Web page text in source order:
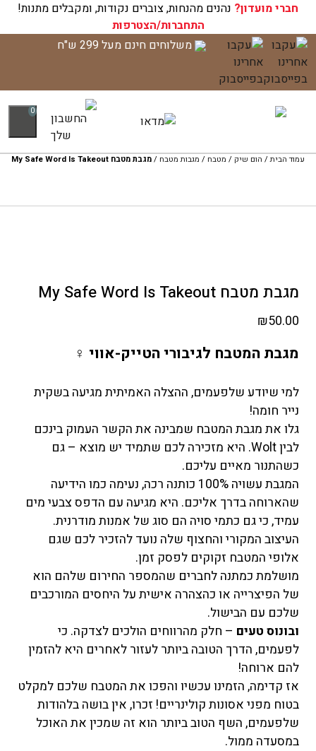
חברי מועדון? נהנים מהנחות, צוברים נקודות, ומקבלים מתנות!
התחברות/הצטרפות
דלג
לתוכן
משלוחים חינם מעל 299 ש"ח
0
עגלת הקניות שלך ריקה כעת!
עמוד הבית/ הום שיק/ מטבח / מגבות מטבח /מגבת מטבח My Safe Word Is Takeout
מגבת מטבח My Safe Word Is Takeout
₪50.00
מגבת המטבח לגיבורי הטייק-אווי ‍♀️
למי שיודע שלפעמים, ההצלה האמיתית מגיעה בשקית
נייר חומה!
גלו את מגבת המטבח שמבינה את הקשר העמוק בינכם
לבין Wolt. היא מזכירה לכם שתמיד יש מוצא – גם
כשהתנור מאיים עליכם.
המגבת עשויה 100% כותנה רכה, נעימה כמו הידיעה
שהארוחה בדרך אליכם. היא מגיעה עם הדפס צבעי מים
עמיד, כי גם כתמי סויה הם סוג של אמנות מודרנית.
העיצוב המקורי והחצוף שלה נועד להזכיר לכם שגם
אלופי המטבח זקוקים לפסק זמן.
מושלמת כמתנה לחברים שהמספר החירום שלהם הוא
של הפיצרייה או כהצהרה אישית על היחסים המורכבים
שלכם עם הבישול.
ובונוס טעים – חלק מהרווחים הולכים לצדקה. כי
לפעמים, הדרך הטובה ביותר לעזור לאחרים היא להזמין
להם ארוחה!
אז קדימה, הזמינו עכשיו והפכו את המטבח שלכם למקלט
בטוח מפני אסונות קולינריים! זכרו, אין בושה בלהודות
שלפעמים, השף הטוב ביותר הוא זה שמכין את האוכל
במסעדה ממול.